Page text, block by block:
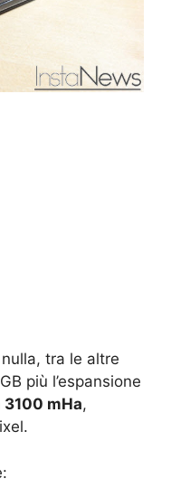
tra le altre
più l’espansione
mHa,